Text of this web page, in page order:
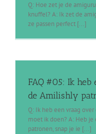
Q: Hoe zet je de
knuffel? A: Ik zet de
ze passen perfect [...]
FAQ #05: Ik
de Amilishly
Q: Ik heb een vraag
moet ik doen? A: Heb
patronen, snap je ie [...]